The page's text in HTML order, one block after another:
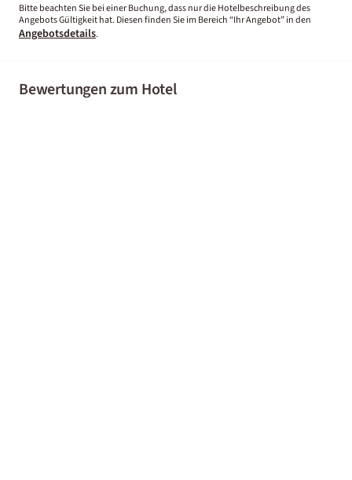
Bitte beachten Sie bei einer Buchung, dass nur die Hotelbeschreibung des
Angebots Gültigkeit hat. Diesen finden Sie im Bereich “Ihr Angebot” in den
Angebotsdetails.
Bewertungen zum Hotel